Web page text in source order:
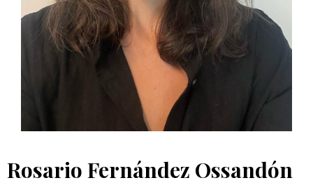
Rosario Fernández Ossandón